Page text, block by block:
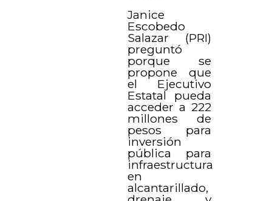
Janice
Escobedo
Salazar (PRI)
preguntó
porque se
propone que
el Ejecutivo
Estatal pueda
acceder a 222
millones de
pesos para
inversión
pública para
infraestructura
en
alcantarillado,